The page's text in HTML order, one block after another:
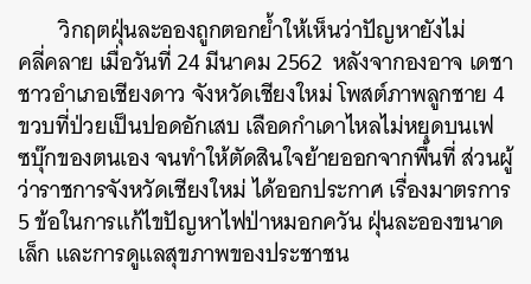
วิกฤตฝุ่นละอองถูกตอกย้ำให้เห็นว่าปัญหายังไม่
คลี่คลาย เมื่อวันที่ 24 มีนาคม 2562 หลังจากองอาจ เดชา
ชาวอำเภอเชียงดาว จังหวัดเชียงใหม่ โพสต์ภาพลูกชาย 4
ขวบที่ป่วยเป็นปอดอักเสบ เลือดกำเดาไหลไม่หยุดบนเฟ
ซบุ๊กของตนเอง จนทำให้ตัดสินใจย้ายออกจากพื้นที่ ส่วนผู้
ว่าราชการจังหวัดเชียงใหม่ ได้ออกประกาศ เรื่องมาตรการ
5 ข้อในการแก้ไขปัญหาไฟป่าหมอกควัน ฝุ่นละอองขนาด
เล็ก และการดูแลสุขภาพของประชาชน
ค้นหา
SHARE TWEET LINE